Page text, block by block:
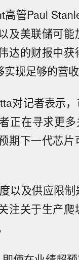
管Paul
及美联储可
达的财报中
现足够的营
对记者表示
正在寻求更
期下一代芯
以及供应限
注关于生产